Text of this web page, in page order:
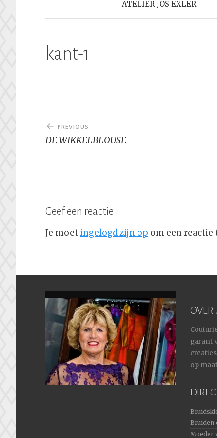
ATELIER JOS EXLER
kant-1
Bericht
navigatie
PREVIOUS
DE WIKKELBLOUSE
Geef een reactie
Je moet ingelogd zijn op om een reactie
OVER
garant
op
Bruiden
Moeder